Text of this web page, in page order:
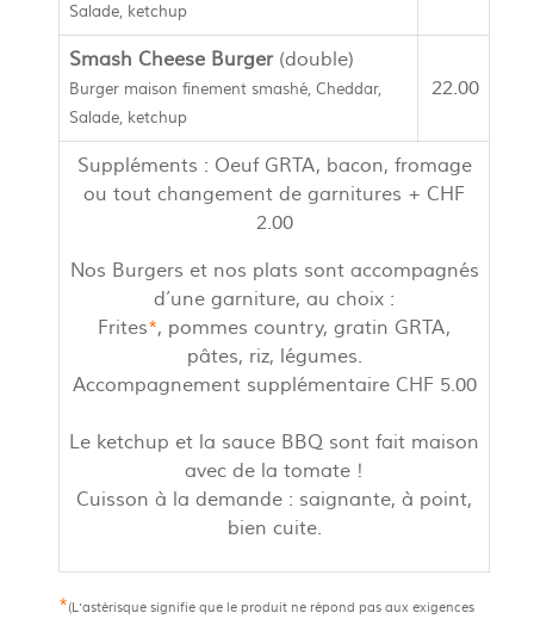
Salade, ketchup
Smash Cheese Burger(double)
Burger maison finement smashé, Cheddar,
Salade, ketchup
22.00
Suppléments : Oeuf GRTA, bacon, fromage
ou tout changement de garnitures + CHF
2.00
Nos Burgers et nos plats sont accompagnés
d’une garniture, au choix :
Frites*, pommes country, gratin GRTA,
pâtes, riz, légumes.
Accompagnement supplémentaire CHF 5.00
Le ketchup et la sauce BBQ sont fait maison
avec de la tomate !
Cuisson à la demande : saignante, à point,
bien cuite.
*(L'astérisque signifie que le produit ne répond pas aux exigences